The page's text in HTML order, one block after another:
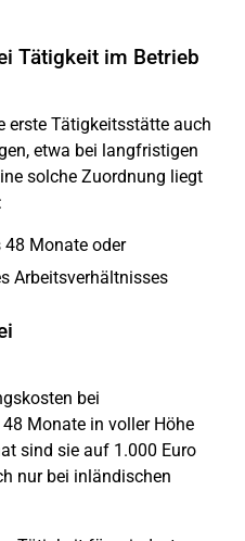
Tätigkeit im Betrieb
erste Tätigkeitsstätte auch
etwa bei langfristigen
solche Zuordnung liegt
Monate oder
Arbeitsverhältnisses
bei
Monate in voller Höhe
sind sie auf 1.000 Euro
nur bei inländischen